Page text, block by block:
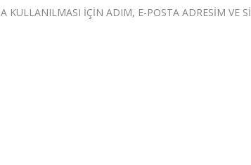
KULLANILMASI IÇIN ADIM, E-POSTA ADRESIM VE